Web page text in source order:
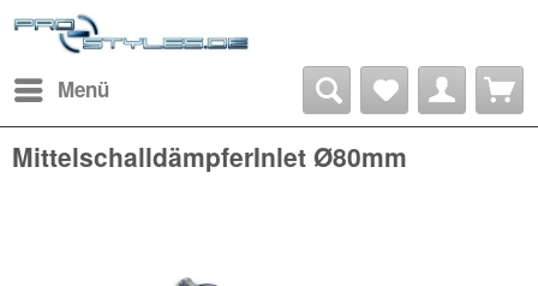
Menü
MittelschalldämpferInlet Ø80mm